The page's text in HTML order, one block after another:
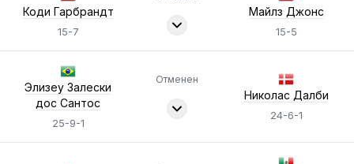
Коди Гарбрандт
15-7
Майлз Джонс
15-5
Элизеу Залески
дос Сантос
25-9-1
Отменен
Николас Далби
24-6-1